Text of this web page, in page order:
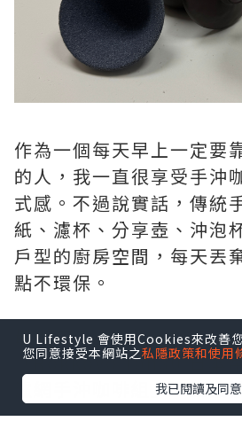
作為一個每天早上一定要
的人，我一直很享受手沖
式感。不過說實話，傳統
紙、濾杯、分享壺、沖
戶型的廚房空間，每天丟
點不環保。
最近在 Searching C 上
「Rokkoyo Tansu 日本
濾網手沖咖啡組」，直接
美學燒到！它標榜採用日
U Lifestyle 會使用Cookies來改善
您同意接受本網站之私隱政策和使用
我已閱讀及同意